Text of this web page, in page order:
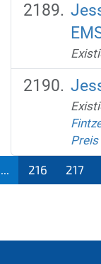
Preis
... 216 217